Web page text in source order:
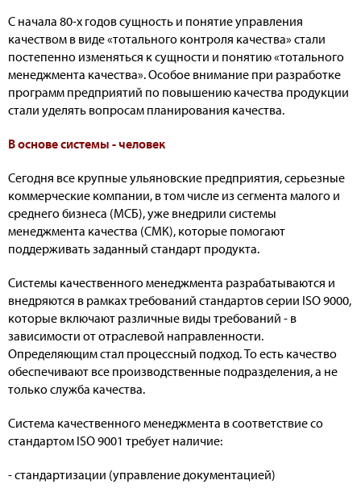
С начала 80-х годов сущность и понятие управления
качеством в виде «тотального контроля качества» стали
постепенно изменяться к сущности и понятию «тотального
менеджмента качества». Особое внимание при разработке
программ предприятий по повышению качества продукции
стали уделять вопросам планирования качества.
В основе системы - человек
Сегодня все крупные ульяновские предприятия, серьезные
коммерческие компании, в том числе из сегмента малого и
среднего бизнеса (МСБ), уже внедрили системы
менеджмента качества (СМК), которые помогают
поддерживать заданный стандарт продукта.
Системы качественного менеджмента разрабатываются и
внедряются в рамках требований стандартов серии ISO 9000,
которые включают различные виды требований - в
зависимости от отраслевой направленности.
Определяющим стал процессный подход. То есть качество
обеспечивают все производственные подразделения, а не
только служба качества.
Система качественного менеджмента в соответствие со
стандартом ISO 9001 требует наличие:
- стандартизации (управление документацией)